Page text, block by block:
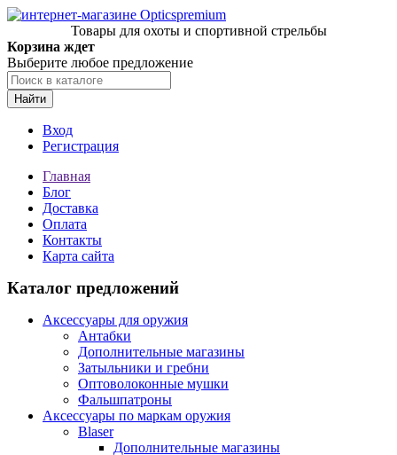
Товары для охоты и спортивной стрельбы
Корзина ждет
Выберите любое предложение
Найти
Вход
Регистрация
Главная
Блог
Доставка
Оплата
Контакты
Карта сайта
Каталог предложений
Аксессуары для оружия
Антабки
Дополнительные магазины
Затыльники и гребни
Оптоволоконные мушки
Фальшпатроны
Аксессуары по маркам оружия
Blaser
Дополнительные магазины